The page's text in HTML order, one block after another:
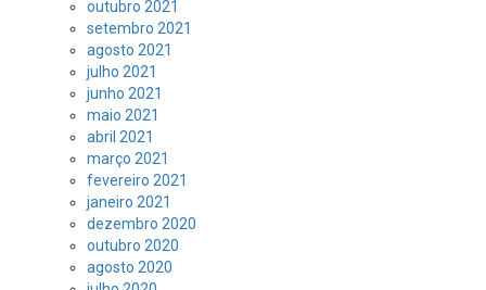
outubro 2021
setembro 2021
agosto 2021
julho 2021
junho 2021
maio 2021
abril 2021
março 2021
fevereiro 2021
janeiro 2021
dezembro 2020
outubro 2020
agosto 2020